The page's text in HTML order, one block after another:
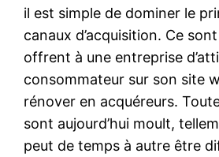
il est simple de dominer le
canaux d’acquisition. Ce
offrent à une entreprise
consommateur sur son site
rénover en acquéreurs.
sont aujourd’hui moult,
peut de temps à autre être